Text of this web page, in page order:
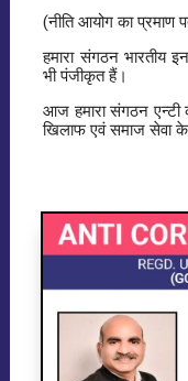
(नीति आयोग का प्रमाण
हमारा संगठन भारतीय
भी पंजीकृत हैं।
आज हमारा संगठन एन्टी
खिलाफ एवं समाज सेवा के